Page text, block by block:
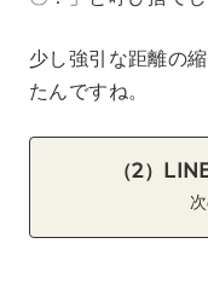
少し強引な距離の
たんですね。
（2）